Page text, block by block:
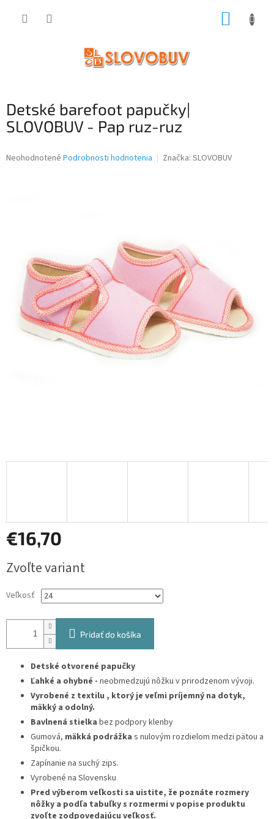
Detské barefoot papučky|
SLOVOBUV - Pap ruz-ruz
Priemerné
Neohodnotené Podrobnosti hodnotenia Značka: SLOVOBUV
€16,70
cena:
Zvoľte variant
Veľkosť
Pridať do košíka
Detské otvorené papučky
Ľahké a ohybné - neobmedzujú nôžku v prirodzenom vývoji.
Vyrobené z textilu , ktorý je veľmi príjemný na dotyk,
mäkký a odolný.
Bavlnená stielka bez podpory klenby
Gumová, mäkká podrážka s nulovým rozdielom medzi pätou a
špičkou.
Zapínanie na suchý zips.
Vyrobené na Slovensku
Pred výberom veľkosti sa uistite, že poznáte rozmery
nôžky a podľa tabuľky s rozmermi v popise produktu
zvoľte zodpovedajúcu veľkosť.